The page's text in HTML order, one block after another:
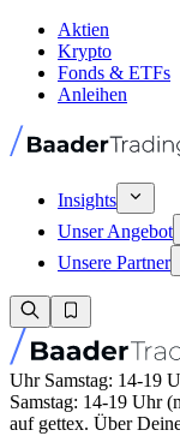
Aktien
Krypto
Fonds & ETFs
Anleihen
Insights
Unser Angebot
Unsere Partner
Uhr Samstag: 14-19
Samstag: 14-19 Uhr
auf gettex. Über